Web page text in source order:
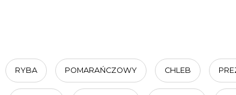
RYBA POMARAŃCZOWY CHLEB